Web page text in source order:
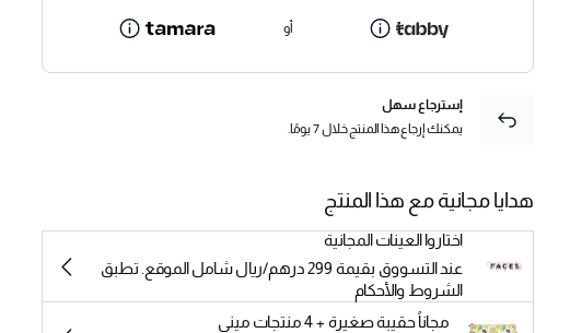
أو
إسترجاع سهل
يمكنك إرجاع هذا المنتج خلال 7 يومًا.
هدايا مجانية مع هذا المنتج
اختاروا العينات المجانية
عند التسووق بقيمة 299 درهم/ريال شامل الموقع. تطبق
الشروط والأحكام
مجاناً حقيبة صغيرة + 4 منتجات ميني